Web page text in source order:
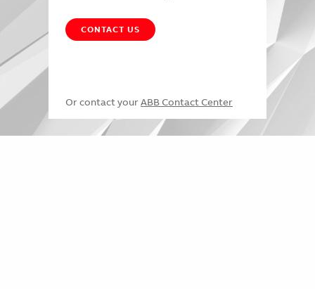
CONTACT US
Or contact your ABB Contact Center